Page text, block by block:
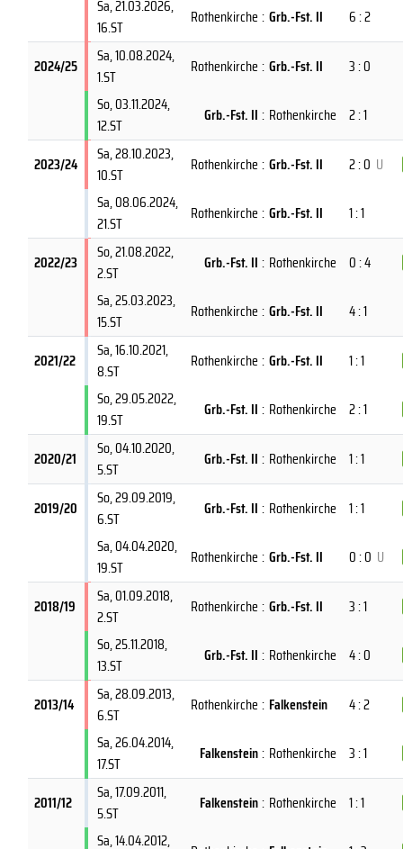
Sa, 21.03.2026,
16.ST
Rothenkirche : Grb.-Fst. II 6 : 2
2024/25 Sa, 10.08.2024,
1.ST
Rothenkirche : Grb.-Fst. II
3 : 0
So, 03.11.2024,
12.ST
Grb.-Fst. II : Rothenkirche 2 : 1
2023/24 Sa, 28.10.2023,
10.ST
Rothenkirche : Grb.-Fst. II 2 : 0 U
Sa, 08.06.2024,
21.ST
Rothenkirche : Grb.-Fst. II 1 : 1
2022/23 So, 21.08.2022,
2.ST
Grb.-Fst. II : Rothenkirche 0 : 4
Sa, 25.03.2023,
15.ST
Rothenkirche : Grb.-Fst. II 4 : 1
2021/22 Sa, 16.10.2021,
8.ST
Rothenkirche : Grb.-Fst. II
1 : 1
So, 29.05.2022,
19.ST
Grb.-Fst. II : Rothenkirche 2 : 1
2020/21 So, 04.10.2020,
5.ST
Grb.-Fst. II : Rothenkirche 1 : 1
2019/20 So, 29.09.2019,
6.ST
Grb.-Fst. II : Rothenkirche 1 : 1
Sa, 04.04.2020,
19.ST
Rothenkirche : Grb.-Fst. II 0 : 0 U
2018/19 Sa, 01.09.2018,
2.ST
Rothenkirche : Grb.-Fst. II
3 : 1
So, 25.11.2018,
13.ST
Grb.-Fst. II : Rothenkirche 4 : 0
2013/14 Sa, 28.09.2013,
6.ST
Rothenkirche : Falkenstein
4 : 2
Sa, 26.04.2014,
17.ST
Falkenstein: Rothenkirche 3 : 1
2011/12 Sa, 17.09.2011,
5.ST
Falkenstein: Rothenkirche 1 : 1
Sa, 14.04.2012,